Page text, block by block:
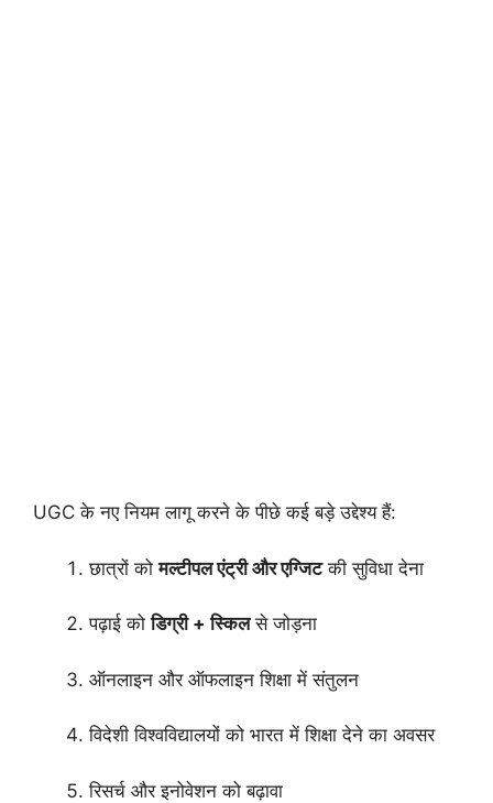
UGC के नए नियम लागू करने के पीछे कई बड़े उद्देश्य हैं:
छात्रों कोमल्टीपल एंट्री और एग्जिटकी सुविधा देना
पढ़ाई कोडिग्री + स्किलसे जोड़ना
ऑनलाइन और ऑफलाइन शिक्षा में संतुलन
विदेशी विश्वविद्यालयों को भारत में शिक्षा देने का अवसर
रिसर्च और इनोवेशन को बढ़ावा